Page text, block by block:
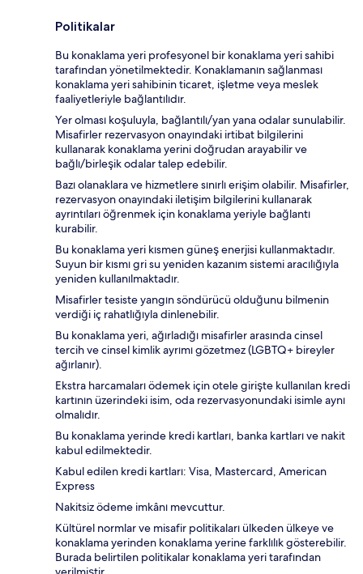
Politikalar
Bu konaklama yeri profesyonel bir konaklama yeri sahibi
tarafından yönetilmektedir. Konaklamanın sağlanması
konaklama yeri sahibinin ticaret, işletme veya meslek
faaliyetleriyle bağlantılıdır.
Yer olması koşuluyla, bağlantılı/yan yana odalar sunulabilir.
Misafirler rezervasyon onayındaki irtibat bilgilerini
kullanarak konaklama yerini doğrudan arayabilir ve
bağlı/birleşik odalar talep edebilir.
Bazı olanaklara ve hizmetlere sınırlı erişim olabilir. Misafirler,
rezervasyon onayındaki iletişim bilgilerini kullanarak
ayrıntıları öğrenmek için konaklama yeriyle bağlantı
kurabilir.
Bu konaklama yeri kısmen güneş enerjisi kullanmaktadır.
Suyun bir kısmı gri su yeniden kazanım sistemi aracılığıyla
yeniden kullanılmaktadır.
Misafirler tesiste yangın söndürücü olduğunu bilmenin
verdiği iç rahatlığıyla dinlenebilir.
Bu konaklama yeri, ağırladığı misafirler arasında cinsel
tercih ve cinsel kimlik ayrımı gözetmez (LGBTQ+ bireyler
ağırlanır).
Ekstra harcamaları ödemek için otele girişte kullanılan kredi
kartının üzerindeki isim, oda rezervasyonundaki isimle aynı
olmalıdır.
Bu konaklama yerinde kredi kartları, banka kartları ve nakit
kabul edilmektedir.
Kabul edilen kredi kartları: Visa, Mastercard, American
Express
Nakitsiz ödeme imkânı mevcuttur.
Kültürel normlar ve misafir politikaları ülkeden ülkeye ve
konaklama yerinden konaklama yerine farklılık gösterebilir.
Burada belirtilen politikalar konaklama yeri tarafından